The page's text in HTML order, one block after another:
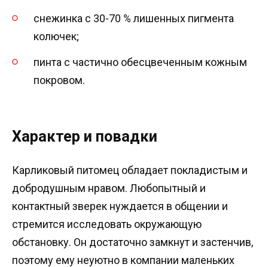
снежинка с 30-70 % лишенных пигмента
колючек;
пинта с частично обесцвеченным кожным
покровом.
Характер и повадки
Карликовый питомец обладает покладистым и
добродушным нравом. Любопытный и
контактный зверек нуждается в общении и
стремится исследовать окружающую
обстановку. Он достаточно замкнут и застенчив,
поэтому ему неуютно в компании маленьких